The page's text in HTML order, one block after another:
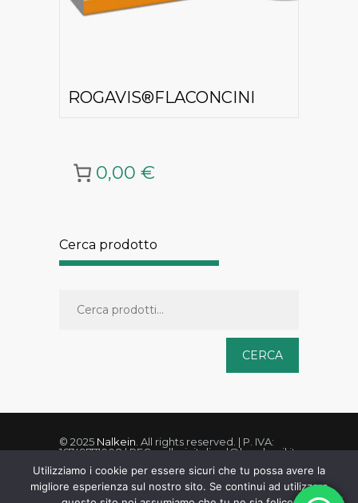
ROGAVIS®FLACONCINI
0,00 €
Cerca prodotto
CERCA
© 2025 Nalkein. All rights reserved. | P. IVA:
16749771008 | PEC: nalkeinitaliasrl@legalmail.it
Utilizziamo i cookie per essere sicuri che tu possa avere la
migliore esperienza sul nostro sito. Se continui ad utilizzare